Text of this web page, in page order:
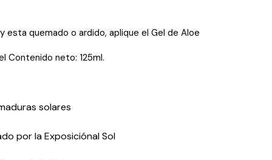
quemado o ardido, aplique el Gel de Aloe
Contenido neto: 125ml.
solares
por la Exposiciónal Sol